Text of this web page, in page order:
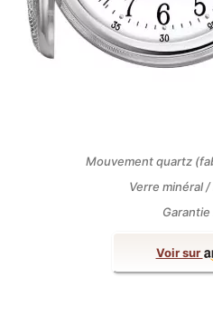
Mouvement quartz
Verre minéral
Garantie
Voir sur